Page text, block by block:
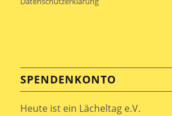
SPENDENKONTO
Heute ist ein Lächeltag e.V.